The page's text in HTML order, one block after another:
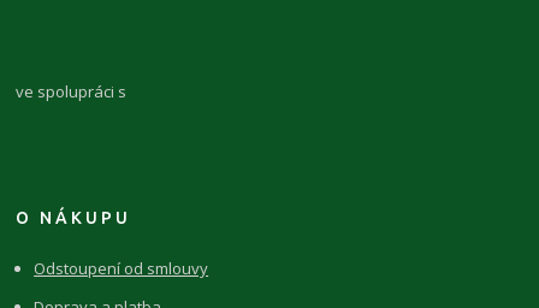
ve spolupráci s
O NÁKUPU
Odstoupení od smlouvy